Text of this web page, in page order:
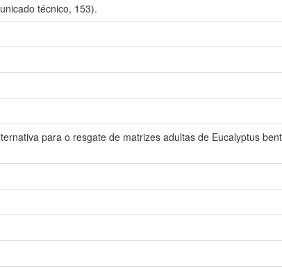
técnico, 153).
para o resgate de matrizes adultas de Eucalyptus